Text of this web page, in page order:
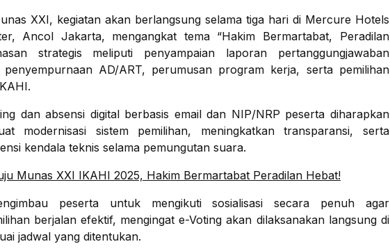
XXI, kegiatan akan berlangsung selama tiga hari di Mercure Hotels
Ancol Jakarta, mengangkat tema “Hakim Bermartabat, Peradilan
strategis meliputi penyampaian laporan pertanggungjawaban
AD/ART, perumusan program kerja, serta pemilihan
dan absensi digital berbasis email dan NIP/NRP peserta diharapkan
modernisasi sistem pemilihan, meningkatkan transparansi, serta
kendala teknis selama pemungutan suara.
Munas XXI IKAHI 2025, Hakim Bermartabat Peradilan Hebat!
peserta untuk mengikuti sosialisasi secara penuh agar
berjalan efektif, mengingat e-Voting akan dilaksanakan langsung di
jadwal yang ditentukan.